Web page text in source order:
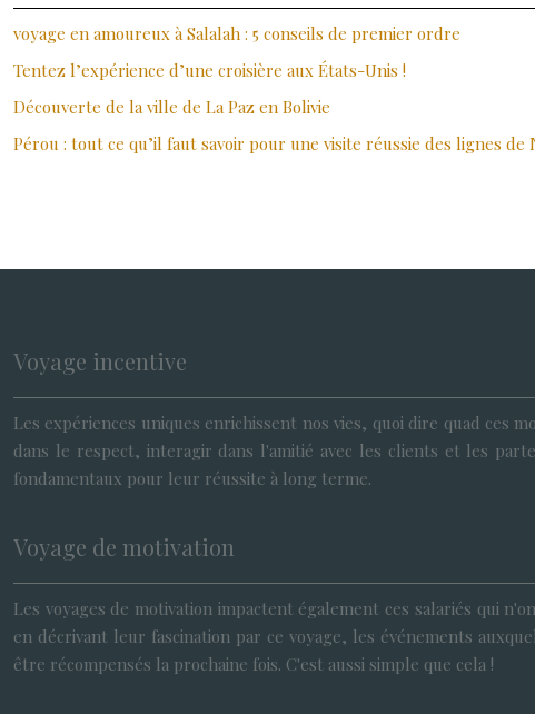
voyage en amoureux à Salalah : 5 conseils de premier ordre
Tentez l’expérience d’une croisière aux États-Unis !
Découverte de la ville de La Paz en Bolivie
Pérou : tout ce qu’il faut savoir pour une visite réussie des lignes de
Voyage incentive
Les expériences uniques enrichissent nos vies, quoi dire quad
dans le respect, interagir dans l'amitié avec les clients et les
fondamentaux pour leur réussite à long terme.
Voyage de motivation
Les voyages de motivation impactent également ces salariés qui
en décrivant leur fascination par ce voyage, les événements
être récompensés la prochaine fois. C'est aussi simple que cela !